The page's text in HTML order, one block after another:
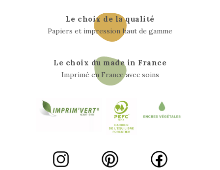
Le choix de la qualité
Papiers et impression haut de gamme
Le choix du made in France
Imprimé en France avec soins